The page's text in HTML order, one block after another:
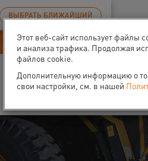
ВЫБРАТЬ БЛИЖАЙШИЙ
Запчасти О нас
Этот веб-сайт использует файлы
и анализа трафика. Продолжая
файлов cookie.
Дополнительную информацию о
свои настройки, см. в нашей